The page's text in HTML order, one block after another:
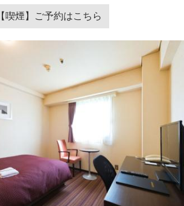
【喫煙】ご予約はこちら